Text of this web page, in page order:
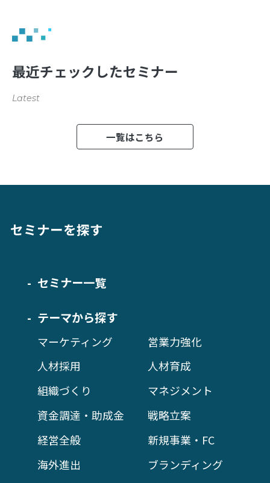
最近チェックしたセミナー
Latest
一覧はこちら
セミナーを探す
セミナー一覧
テーマから探す
マーケティング
営業力強化
人材採用
人材育成
組織づくり
マネジメント
資金調達・助成金
戦略立案
経営全般
新規事業・FC
海外進出
ブランディング